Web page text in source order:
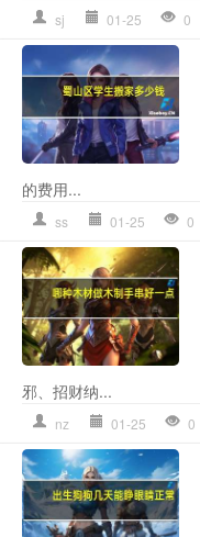
sj 01-25 0
的费用...
ss 01-25 0
邪、招财纳...
nz 01-25 0